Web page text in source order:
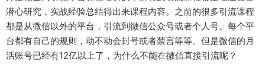
潜心研究，实战经验总结得出来课程内容。之前的很多引流课程
都是从微信以外的平台，引流到微信公众号或者个人号。每个平
台都有自己的规则，动不动会封号或者禁言等等。但是微信的月
活账号已经有12亿以上了，为什么不能在微信直接引流呢？